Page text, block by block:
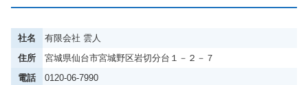
社名
有限会社 雲人
住所
宮城県仙台市宮城野区岩切分台１－２－７
電話
0120-06-7990